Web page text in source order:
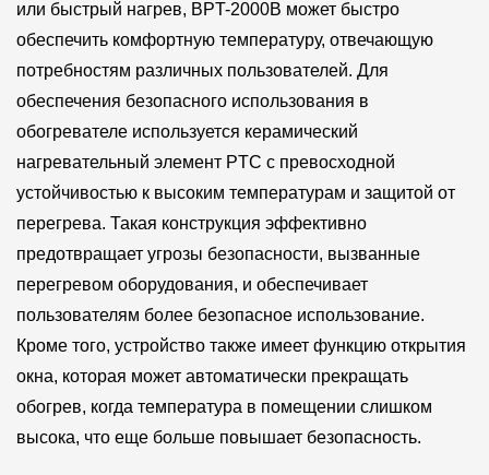
или быстрый нагрев, BPT-2000B может быстро
обеспечить комфортную температуру, отвечающую
потребностям различных пользователей. Для
обеспечения безопасного использования в
обогревателе используется керамический
нагревательный элемент PTC с превосходной
устойчивостью к высоким температурам и защитой от
перегрева. Такая конструкция эффективно
предотвращает угрозы безопасности, вызванные
перегревом оборудования, и обеспечивает
пользователям более безопасное использование.
Кроме того, устройство также имеет функцию открытия
окна, которая может автоматически прекращать
обогрев, когда температура в помещении слишком
высока, что еще больше повышает безопасность.